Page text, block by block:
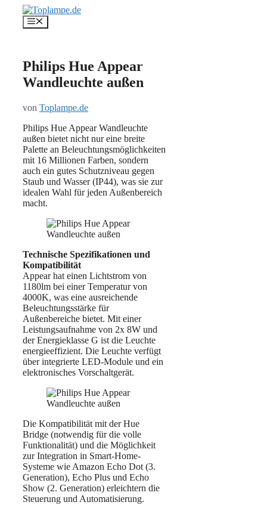
Inhalt
springen
Menü
Philips Hue Appear
Wandleuchte außen
von Toplampe.de
Philips Hue Appear Wandleuchte
außen bietet nicht nur eine breite
Palette an Beleuchtungsmöglichkeiten
mit 16 Millionen Farben, sondern
auch ein gutes Schutzniveau gegen
Staub und Wasser (IP44), was sie zur
idealen Wahl für jeden Außenbereich
macht.
Technische Spezifikationen und
Kompatibilität
Appear hat einen Lichtstrom von
1180lm bei einer Temperatur von
4000K, was eine ausreichende
Beleuchtungsstärke für
Außenbereiche bietet. Mit einer
Leistungsaufnahme von 2x 8W und
der Energieklasse G ist die Leuchte
energieeffizient. Die Leuchte verfügt
über integrierte LED-Module und ein
elektronisches Vorschaltgerät.
Die Kompatibilität mit der Hue
Bridge (notwendig für die volle
Funktionalität) und die Möglichkeit
zur Integration in Smart-Home-
Systeme wie Amazon Echo Dot (3.
Generation), Echo Plus und Echo
Show (2. Generation) erleichtern die
Steuerung und Automatisierung.